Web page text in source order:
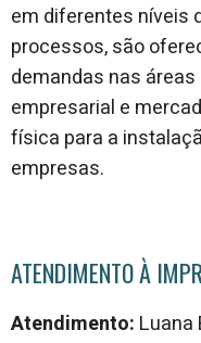
em diferentes níveis
processos, são
demandas nas
empresarial e
física para a
empresas.
ATENDIMENTO À
Atendimento: Luana